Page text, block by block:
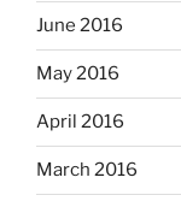
June 2016
May 2016
April 2016
March 2016